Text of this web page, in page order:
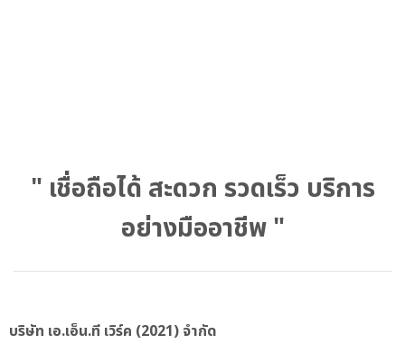
" เชื่อถือได้ สะดวก รวดเร็ว บริการ
อย่างมืออาชีพ "
บริษัท เอ.เอ็น.ที เวิร์ค (2021) จำกัด